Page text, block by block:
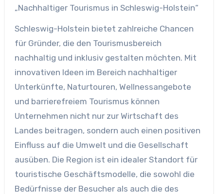
„Nachhaltiger Tourismus in Schleswig-Holstein“
Schleswig-Holstein bietet zahlreiche Chancen
für Gründer, die den Tourismusbereich
nachhaltig und inklusiv gestalten möchten. Mit
innovativen Ideen im Bereich nachhaltiger
Unterkünfte, Naturtouren, Wellnessangebote
und barrierefreiem Tourismus können
Unternehmen nicht nur zur Wirtschaft des
Landes beitragen, sondern auch einen positiven
Einfluss auf die Umwelt und die Gesellschaft
ausüben. Die Region ist ein idealer Standort für
touristische Geschäftsmodelle, die sowohl die
Bedürfnisse der Besucher als auch die des